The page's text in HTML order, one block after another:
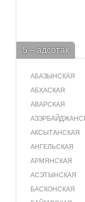
5 – адсотак
АБАЗЫНСКАЯ
АБХАСКАЯ
АВАРСКАЯ
АКСЫТАНСКАЯ
АНГЕЛЬСКАЯ
АРМЯНСКАЯ
АСЭТЫНСКАЯ
БАСКОНСКАЯ